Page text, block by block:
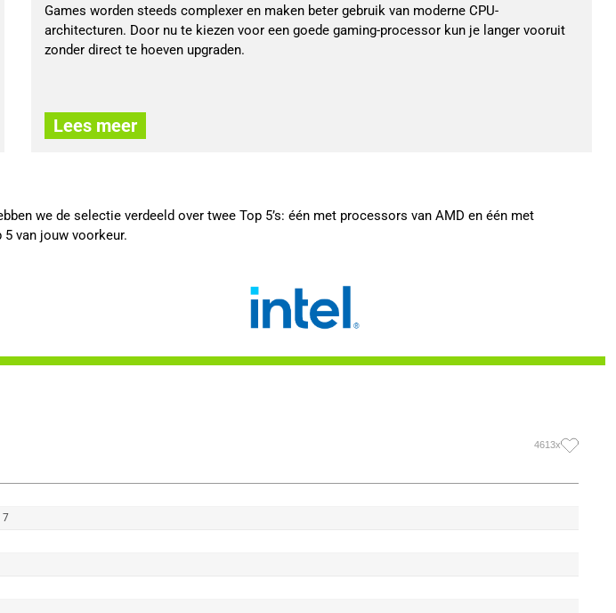
Games worden steeds complexer en maken beter gebruik van moderne CPU-
architecturen. Door nu te kiezen voor een goede gaming-processor kun je langer vooruit
zonder direct te hoeven upgraden.
Lees meer
we de selectie verdeeld over twee Top 5’s: één met processors van AMD en één met
van jouw voorkeur.
4613x
7